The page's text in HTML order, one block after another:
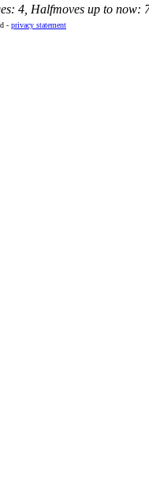
4, Halfmoves up to now:
- privacy statement